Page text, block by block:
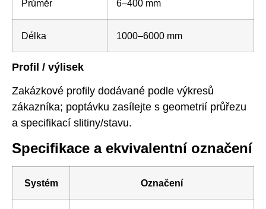
Průměr 6–400 mm
Délka 1000–6000 mm
Profil / výlisek
Zakázkové profily dodávané podle výkresů
zákazníka; poptávku zasílejte s geometrií průřezu
a specifikací slitiny/stavu.
Specifikace a ekvivalentní označení
Systém Označení